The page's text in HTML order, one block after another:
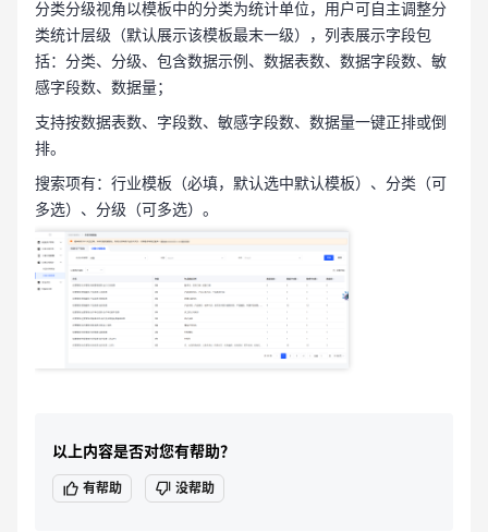
分类分级视角以模板中的分类为统计单位，用户可自主调整分
类统计层级（默认展示该模板最末一级），列表展示字段包
括：分类、分级、包含数据示例、数据表数、数据字段数、敏
感字段数、数据量；
支持按数据表数、字段数、敏感字段数、数据量一键正排或倒
排。
搜索项有：行业模板（必填，默认选中默认模板）、分类（可
多选）、分级（可多选）。
以上内容是否对您有帮助？
有帮助 没帮助